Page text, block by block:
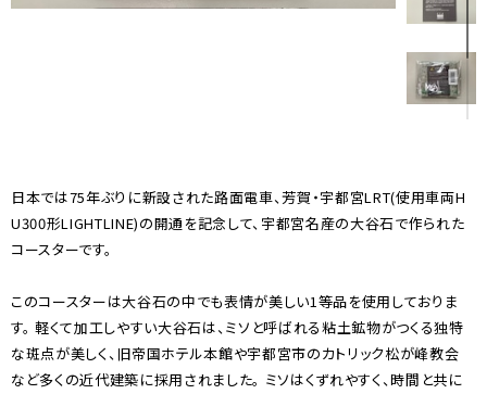
日本では75年ぶりに新設された路面電車、芳賀・宇都宮LRT(使用車両H
U300形LIGHTLINE)の開通を記念して、宇都宮名産の大谷石で作られた
コースターです。
このコースターは大谷石の中でも表情が美しい1等品を使用しておりま
す。 軽くて加工しやすい大谷石は、ミソと呼ばれる粘土鉱物がつくる独特
な斑点が美しく、旧帝国ホテル本館や宇都宮市のカトリック松が峰教会
など多くの近代建築に採用されました。 ミソはくずれやすく、時間と共に